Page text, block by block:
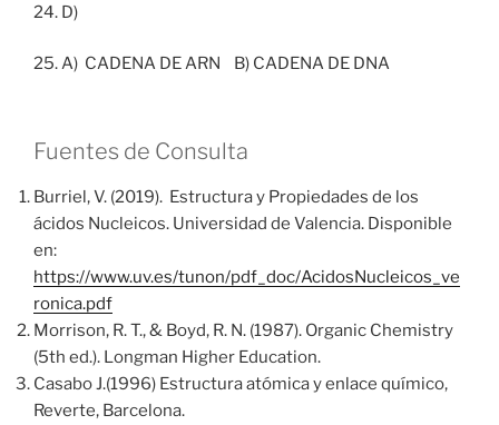
24. D)
25. A) CADENA DE ARN B) CADENA DE DNA
Fuentes de Consulta
Burriel, V. (2019). Estructura y Propiedades de los
ácidos Nucleicos. Universidad de Valencia. Disponible
en:
https://www.uv.es/tunon/pdf_doc/AcidosNucleicos_ve
ronica.pdf
Morrison, R. T., & Boyd, R. N. (1987). Organic Chemistry
(5th ed.). Longman Higher Education.
Casabo J.(1996) Estructura atómica y enlace químico,
Reverte, Barcelona.